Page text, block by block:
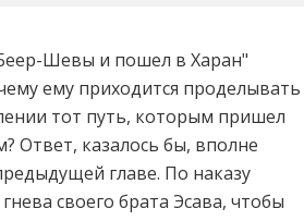
Шевы и пошел в Харан"
ему приходится проделывать
тот путь, которым пришел
Ответ, казалось бы, вполне
главе. По наказу
своего брата Эсава, чтобы